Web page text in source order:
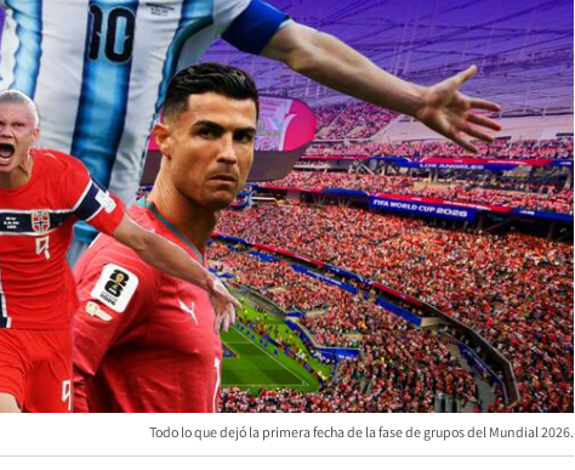
Todo lo que dejó la primera fecha de la fase de grupos del Mundial 2026.